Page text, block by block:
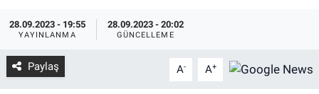
28.09.2023 - 19:55
YAYINLANMA
28.09.2023 - 20:02
GÜNCELLEME
Paylaş A- A+
ASTROLOJİ
BLOG
Haber Arşivi